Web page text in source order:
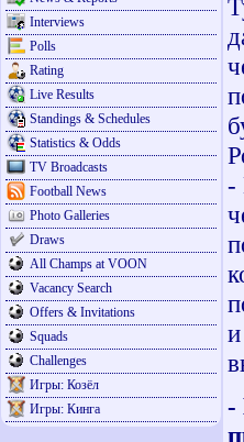
Interviews
Polls
Rating
Live Results
Standings & Schedules
Statistics & Odds
TV Broadcasts
Football News
Photo Galleries
Draws
All Champs at VOON
Vacancy Search
Offers & Invitations
Squads
Challenges
Игры: Козёл
Игры: Кинга
-
-